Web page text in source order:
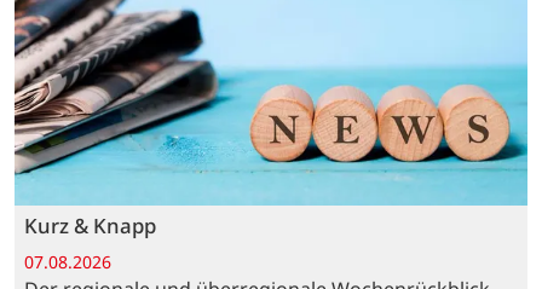
Kurz & Knapp
07.08.2026